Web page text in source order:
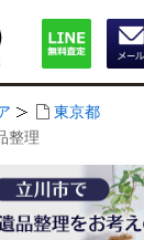
東京都
整理